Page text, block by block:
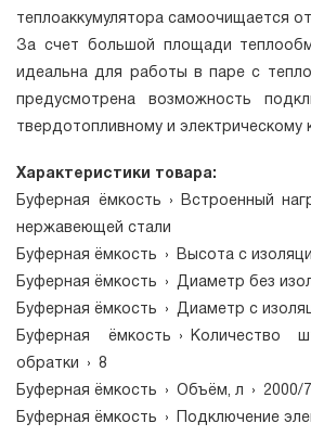
теплоаккумулятора самоочищается от
За счет большой площади
идеальна для работы в паре с
предусмотрена возможность
твердотопливному и электрическому
Характеристики товара:
Буферная ёмкость
› Встроенный
нержавеющей стали
Буферная ёмкость
› Высота с
Буферная ёмкость
› Диаметр без
Буферная ёмкость
› Диаметр с
Буферная ёмкость
›
Количество
обратки
›
8
Буферная ёмкость
› Объём, л ›
2000/
Буферная ёмкость
› Подключение